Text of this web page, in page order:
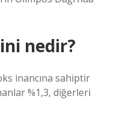
nedir?
inancına sahiptir
%1,3, diğerleri